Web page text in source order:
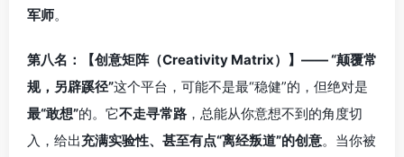
军师。
第八名：【创意矩阵（Creativity Matrix）】—— “颠覆常
规，另辟蹊径”这个平台，可能不是最“稳健”的，但绝对是
最“敢想”的。它不走寻常路 ，总能从你意想不到的角度切
入，给出充满实验性、甚至有点“离经叛道”的创意。当你被